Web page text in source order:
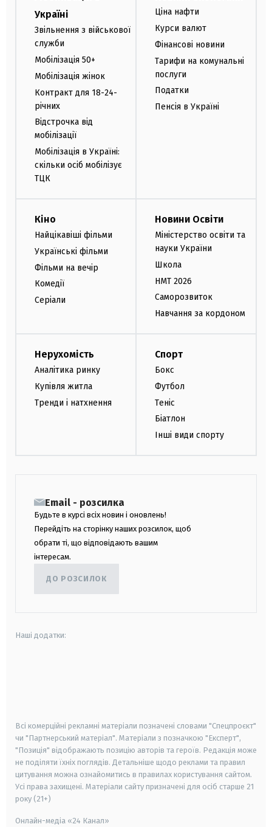
Україні
Звільнення з військової
служби
Мобілізація 50+
Мобілізація жінок
Контракт для 18-24-
річних
Відстрочка від
мобілізації
Мобілізація в Україні:
скільки осіб мобілізує
ТЦК
Ціна нафти
Курси валют
Фінансові новини
Тарифи на комунальні
послуги
Податки
Пенсія в Україні
Кіно
Найцікавіші фільми
Українські фільми
Фільми на вечір
Комедії
Серіали
Новини Освіти
Міністерство освіти та
науки України
Школа
НМТ 2026
Саморозвиток
Навчання за кордоном
Нерухомість
Аналітика ринку
Купівля житла
Тренди і натхнення
Спорт
Бокс
Футбол
Теніс
Біатлон
Інші види спорту
Email - розсилка
Будьте в курсі всіх новин і оновлень!
Перейдіть на сторінку наших розсилок, щоб
обрати ті, що відповідають вашим
інтересам.
ДО РОЗСИЛОК
Наші додатки:
Всі комерційні рекламні матеріали позначені словами "Спецпроєкт"
чи "Партнерський матеріал". Матеріали з позначкою "Експерт",
"Позиція" відображають позицію авторів та героїв. Редакція може
не поділяти їхніх поглядів. Детальніше щодо реклами та правил
цитування можна ознайомитись в правилах користування сайтом.
Усі права захищені. Матеріали сайту призначені для осіб старше 21
року (21+)
Онлайн-медіа «24 Канал»